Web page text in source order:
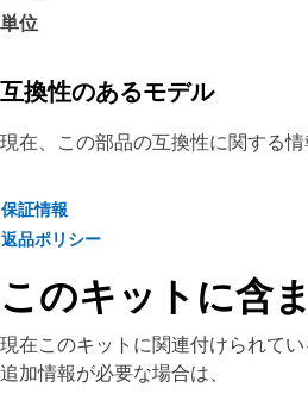
単位
互換性のあるモデル
現在、この部品の互換性に関する情
保証情報
返品ポリシー
このキットに含
現在このキットに関連付けられて
追加情報が必要な場合は、